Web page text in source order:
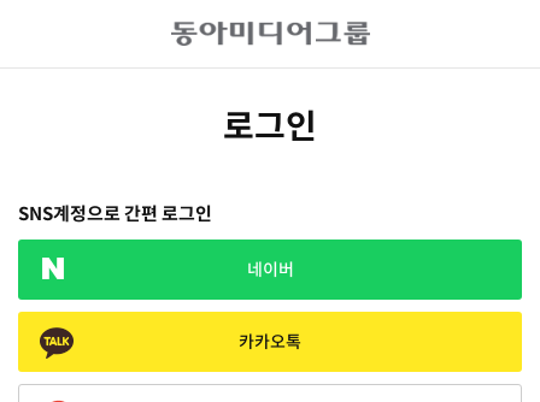
로그인
SNS계정으로 간편 로그인
네이버
카카오톡